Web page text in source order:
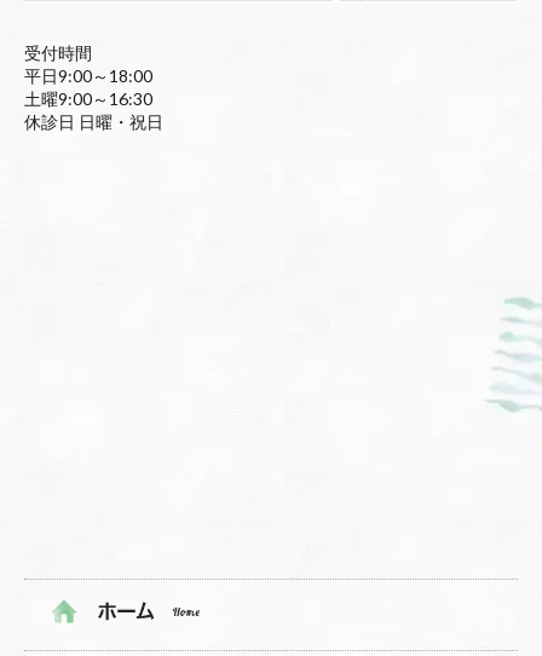
受付時間
平日9:00～18:00
土曜9:00～16:30
休診日 日曜・祝日